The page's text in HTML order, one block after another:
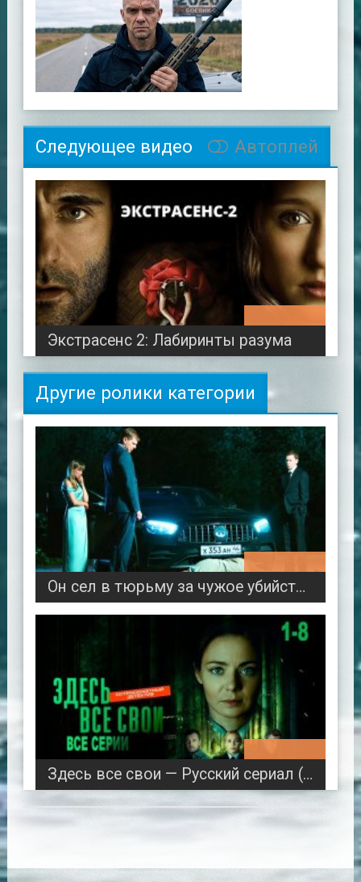
Следующее видео Автоплей
Экстрасенс 2: Лабиринты разума
Другие ролики категории
Он сел в тюрьму за чужое убийство, а когда вернулся - началась МЕСТЬ / Соль по вкусу
Здесь все свои — Русский сериал (2025)